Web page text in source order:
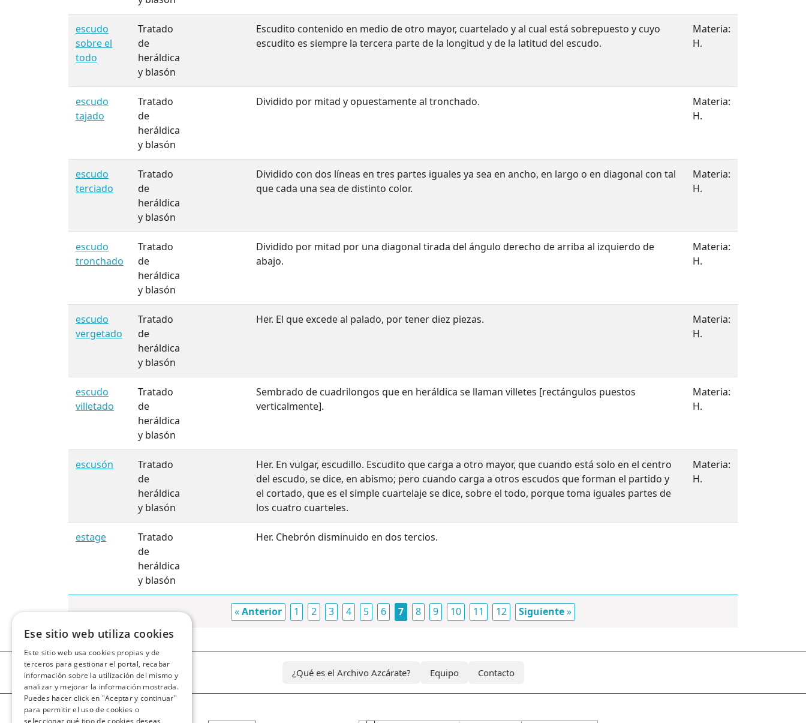
escudo
sobre el
todo
Tratado
de
heráldica
y blasón
Escudito contenido en medio de otro mayor, cuartelado y al cual está sobrepuesto y cuyo
escudito es siempre la tercera parte de la longitud y de la latitud del escudo.
Materia:
H.
escudo
tajado
Tratado
de
heráldica
y blasón
Dividido por mitad y opuestamente al tronchado.
Materia:
H.
escudo
terciado
Tratado
de
heráldica
y blasón
Dividido con dos líneas en tres partes iguales ya sea en ancho, en largo o en diagonal con tal
que cada una sea de distinto color.
Materia:
H.
escudo
tronchado
Tratado
de
heráldica
y blasón
Dividido por mitad por una diagonal tirada del ángulo derecho de arriba al izquierdo de
abajo.
Materia:
H.
escudo
vergetado
Tratado
de
heráldica
y blasón
Her. El que excede al palado, por tener diez piezas.
Materia:
H.
escudo
villetado
Tratado
de
heráldica
y blasón
Sembrado de cuadrilongos que en heráldica se llaman villetes [rectángulos puestos
verticalmente].
Materia:
H.
escusón
Tratado
de
heráldica
y blasón
Her. En vulgar, escudillo. Escudito que carga a otro mayor, que cuando está solo en el centro
del escudo, se dice, en abismo; pero cuando carga a otros escudos que forman el partido y
el cortado, que es el simple cuartelaje se dice, sobre el todo, porque toma iguales partes de
los cuatro cuarteles.
Materia:
H.
estage
Tratado
de
heráldica
y blasón
Her. Chebrón disminuido en dos tercios.
«Anterior 1 2 3 4 5 6 7 8 9 10 11 12 Siguiente»
¿Qué es el Archivo Azcárate? Equipo Contacto
Ese sitio web utiliza cookies
Este sitio web usa cookies propias y de
terceros para gestionar el portal, recabar
información sobre la utilización del mismo y
analizar y mejorar la información mostrada.
Puedes hacer click en "Aceptar y continuar"
para permitir el uso de cookies o
seleccionar qué tipo de cookies deseas